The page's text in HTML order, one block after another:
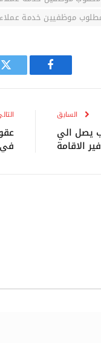
موظفيين خدمة عملاء
فيسبوك
السابق
يصل الي